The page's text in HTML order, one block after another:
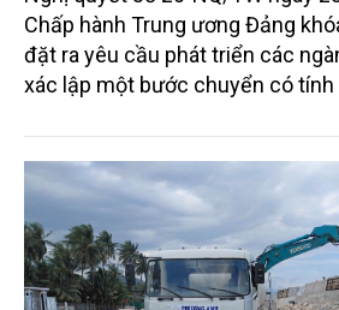
Chấp hành Trung ương Đảng
đặt ra yêu cầu phát triển các
xác lập một bước chuyển có
"phát triển kinh tế ven biển"
gia biển mạnh". Trong bước
nghiệp và Môi trường giữ vai trò
từ hoàn thiện thể chế, quy hoạch
quản lý tài nguyên đến bảo vệ
hệ sinh thái và kiến tạo sinh kế